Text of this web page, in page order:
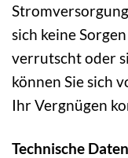
sich keine
verrutscht oder
können Sie sich
Ihr Vergnügen
Technische